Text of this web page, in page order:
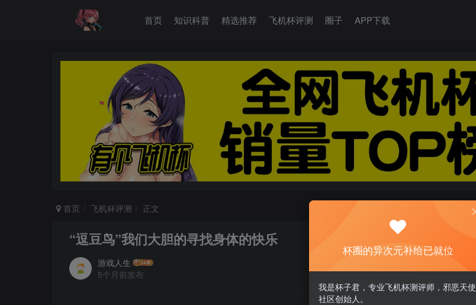
首页 知识科普 精选推荐 飞机杯评测 圈子 APP下载
首页 飞机杯评测 正文
“逗豆鸟”我们大胆的寻找身体的快乐
游戏人生
5个月前发布
0
杯圈的异次元补给已就位
我是杯子君，专业飞机杯测评师，邪恶天使
社区创始人。